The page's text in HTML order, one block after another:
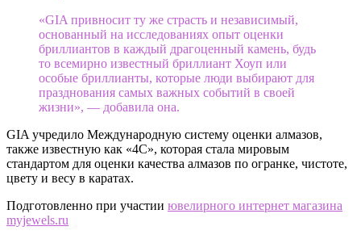
«GIA привносит ту же страсть и независимый,
основанный на исследованиях опыт оценки
бриллиантов в каждый драгоценный камень, будь
то всемирно известный бриллиант Хоуп или
особые бриллианты, которые люди выбирают для
празднования самых важных событий в своей
жизни», — добавила она.
GIA учредило Международную систему оценки алмазов,
также известную как «4C», которая стала мировым
стандартом для оценки качества алмазов по огранке, чистоте,
цвету и весу в каратах.
Подготовленно при участии ювелирного интернет магазина
myjewels.ru